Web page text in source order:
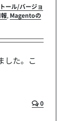
ール/バージョ
, Magentoの
した。こ
0